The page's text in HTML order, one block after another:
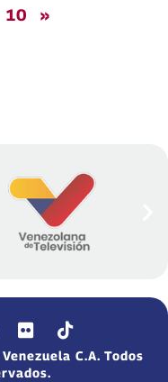
10 »
C.A. Todos